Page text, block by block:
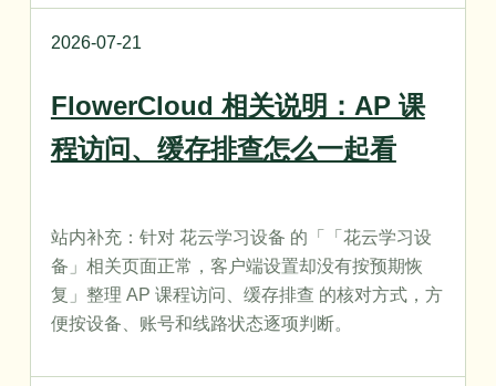
2026-07-21
FlowerCloud 相关说明：AP 课
程访问、缓存排查怎么一起看
站内补充：针对 花云学习设备 的「「花云学习设
备」相关页面正常，客户端设置却没有按预期恢
复」整理 AP 课程访问、缓存排查 的核对方式，方
便按设备、账号和线路状态逐项判断。